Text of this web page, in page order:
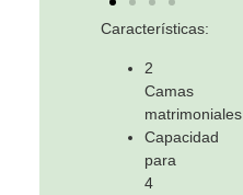
Características:
2
Camas
matrimoniales
Capacidad
para
4